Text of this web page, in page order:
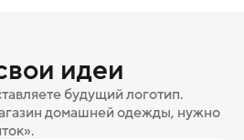
идеи
будущий логотип.
домашней одежды, нужно